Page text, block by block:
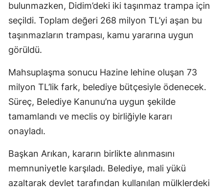
bulunmazken, Didim’deki iki taşınmaz trampa için
seçildi. Toplam değeri 268 milyon TL’yi aşan bu
taşınmazların trampası, kamu yararına uygun
görüldü.
Mahsuplaşma sonucu Hazine lehine oluşan 73
milyon TL’lik fark, belediye bütçesiyle ödenecek.
Süreç, Belediye Kanunu’na uygun şekilde
tamamlandı ve meclis oy birliğiyle kararı
onayladı.
Başkan Arıkan, kararın birlikte alınmasını
memnuniyetle karşıladı. Belediye, mali yükü
azaltarak devlet tarafından kullanılan mülklerdeki